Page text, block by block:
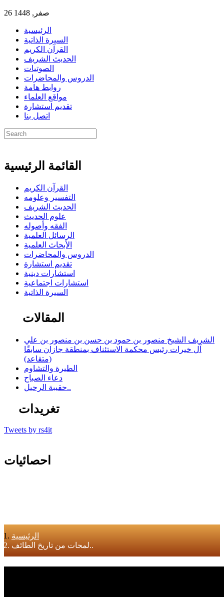
26 صفر, 1448
الرئيسية
السيرة الذاتية
القرآن الكريم
الحديث الشريف
الصوتيات
الدروس والمحاضرات
روابط هامة
مواقع العلماء
تقديم استشارة
اتصل بنا
القائمة الرئيسية
القرآن الكريم
التفسير وعلومه
الحديث الشريف
علوم الحديث
الفقه وأصوله
الرسائل العلمية
الأبحاث العلمية
الدروس والمحاضرات
تقديم استشارة
استشارات دينية
استشارات اجتماعية
السيرة الذاتية
المقالات
الشريف الشيخ منصور بن حمود بن حسن بن منصور بن علي
آل خيرات رئيس محكمة الاستئناف بمنطقة جازان سابقًا
(متقاعد)
الطيرة والتشاوم
دعاء الصباح
حقيبة الرحيل..
تغريدات
Tweets by rs4it
احصائيات
الرئيسية
لمحات من تاريخ الطائف..